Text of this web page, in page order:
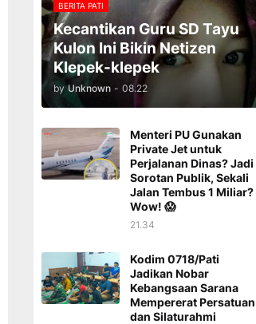
BERITA PATI
Kecantikan Guru SD Tayu
Kulon Ini Bikin Netizen
Klepek-klepek
by Unknown - 08.22
Menteri PU Gunakan
Private Jet untuk
Perjalanan Dinas? Jadi
Sorotan Publik, Sekali
Jalan Tembus 1 Miliar?
Wow! 😱
21.34
Kodim 0718/Pati
Jadikan Nobar
Kebangsaan Sarana
Mempererat Persatuan
dan Silaturahmi